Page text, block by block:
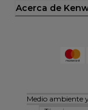
Acerca de
Medio ambiente